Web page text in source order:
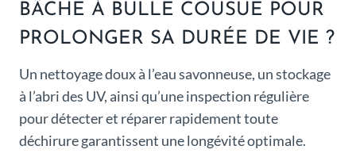
BÂCHE À BULLE COUSUE POUR
PROLONGER SA DURÉE DE VIE ?
Un nettoyage doux à l’eau savonneuse, un stockage
à l’abri des UV, ainsi qu’une inspection régulière
pour détecter et réparer rapidement toute
déchirure garantissent une longévité optimale.